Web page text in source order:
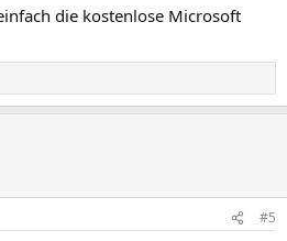
die kostenlose Microsoft
#5